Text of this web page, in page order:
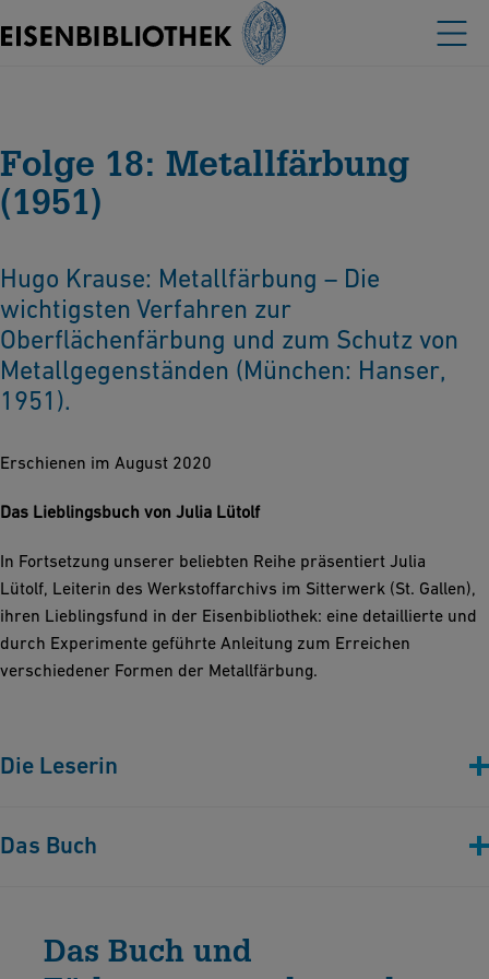
Folge 18: Metallfärbung
(1951)
Hugo Krause: Metallfärbung – Die
wichtigsten Verfahren zur
Oberflächenfärbung und zum Schutz von
Metallgegenständen (München: Hanser,
1951).
Erschienen im August 2020
Das Lieblingsbuch von Julia Lütolf
In Fortsetzung unserer beliebten Reihe präsentiert Julia
Lütolf, Leiterin des Werkstoffarchivs im Sitterwerk (St. Gallen),
ihren Lieblingsfund in der Eisenbibliothek: eine detaillierte und
durch Experimente geführte Anleitung zum Erreichen
verschiedener Formen der Metallfärbung.
Die Leserin
Das Buch
Verfahren zur Oberflächenfärbung und zum
Schutz von Metallgegenständen. (München:
Das Buch und